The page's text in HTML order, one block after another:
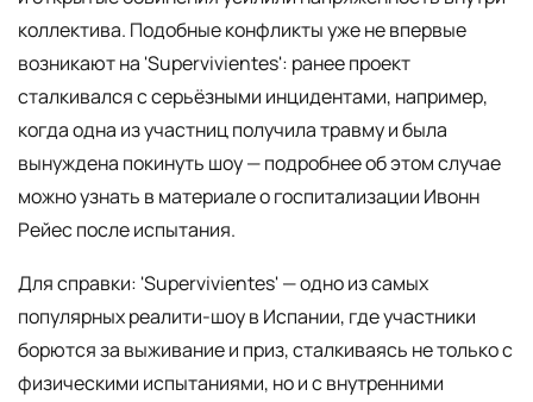
коллектива. Подобные конфликты уже не впервые
возникают на 'Supervivientes': ранее проект
сталкивался с серьёзными инцидентами, например,
когда одна из участниц получила травму и была
вынуждена покинуть шоу — подробнее об этом случае
можно узнать в материале о госпитализации Ивонн
Рейес после испытания.
Для справки: 'Supervivientes' — одно из самых
популярных реалити-шоу в Испании, где участники
борются за выживание и приз, сталкиваясь не только с
физическими испытаниями, но и с внутренними